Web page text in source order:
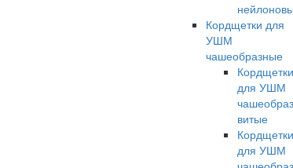
Кордщетки для
УШМ
чашеобразные
Кордщетки
для УШМ
витые
Кордщетки
для УШМ